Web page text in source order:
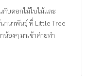
กับดอกไม้ใบไม้และ
านาพันธุ์ ที่ Little Tree
องๆ มาเข้าค่ายทำ
รู้เกี่ยวกับธรรมชาติ และ
Garden โดยมี ครู